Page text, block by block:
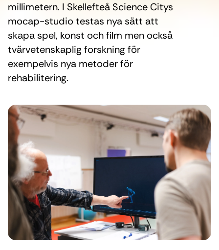
millimetern. I Skellefteå Science Citys
mocap-studio testas nya sätt att
skapa spel, konst och film men också
tvärvetenskaplig forskning för
exempelvis nya metoder för
rehabilitering.